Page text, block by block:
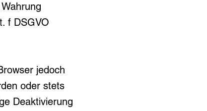
f DSGVO
jedoch
oder stets
Deaktivierung